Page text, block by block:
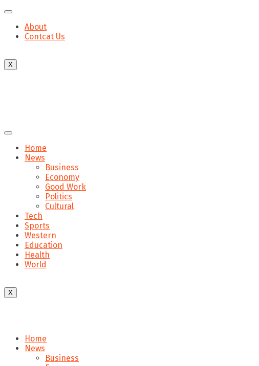
About
Contcat Us
X
Home
News
Business
Economy
Good Work
Politics
Cultural
Tech
Sports
Western
Education
Health
World
X
Home
News
Business